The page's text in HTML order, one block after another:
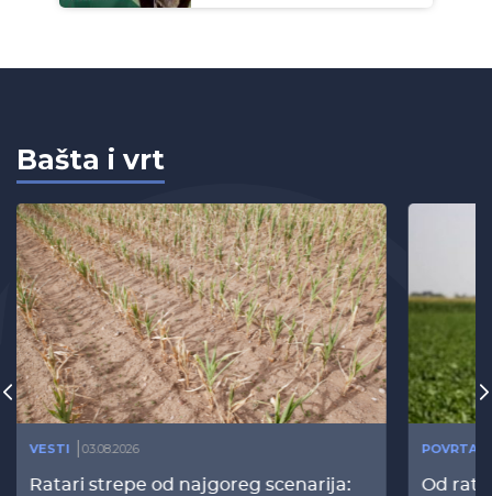
Bašta i vrt
VESTI 03.08.2026
Ratari strepe od najgoreg scenarija:
Od